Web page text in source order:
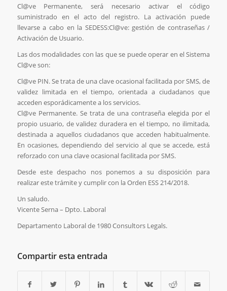
Cl@ve Permanente, será necesario activar el código
suministrado en el acto del registro. La activación puede
llevarse a cabo en la SEDESS:Cl@ve: gestión de contraseñas /
Activación de Usuario.
Las dos modalidades con las que se puede operar en el Sistema
Cl@ve son:
Cl@ve PIN. Se trata de una clave ocasional facilitada por SMS, de
validez limitada en el tiempo, orientada a ciudadanos que
acceden esporádicamente a los servicios.
Cl@ve Permanente. Se trata de una contraseña elegida por el
propio usuario, de validez duradera en el tiempo, no ilimitada,
destinada a aquellos ciudadanos que acceden habitualmente.
En ocasiones, dependiendo del servicio al que se accede, está
reforzado con una clave ocasional facilitada por SMS.
Desde este despacho nos ponemos a su disposición para
realizar este trámite y cumplir con la Orden ESS 214/2018.
Un saludo.
Vicente Serna – Dpto. Laboral
Departamento Laboral de 1980 Consultors Legals.
Compartir esta entrada